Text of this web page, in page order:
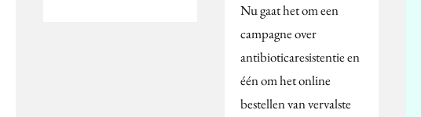
Nu gaat het om een
campagne over
antibioticaresistentie en
één om het online
bestellen van vervalste